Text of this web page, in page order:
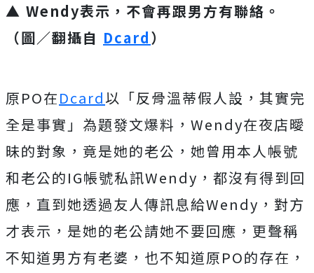
▲ Wendy表示，不會再跟男方有聯絡。
（圖／翻攝自 Dcard）
原PO在Dcard以「反骨溫蒂假人設，其實完
全是事實」為題發文爆料，Wendy在夜店曖
昧的對象，竟是她的老公，她曾用本人帳號
和老公的IG帳號私訊Wendy，都沒有得到回
應，直到她透過友人傳訊息給Wendy，對方
才表示，是她的老公請她不要回應，更聲稱
不知道男方有老婆，也不知道原PO的存在，